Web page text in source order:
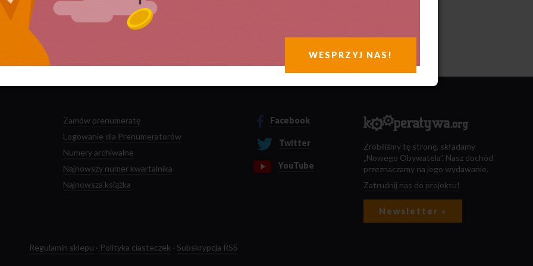
są dane Twoich komentarzy.
Zamów prenumeratę
Logowanie dla Prenumeratorów
Numery archiwalne
Najnowszy numer kwartalnika
Najnowsza książka
Facebook
Twitter
YouTube
Zrobiliśmy tę stronę, składamy
„Nowego Obywatela”. Nasz dochód
przeznaczamy na jego wydawanie.
Zatrudnij nas do projektu!
Newsletter »
Regulamin sklepu · Polityka ciasteczek · Subskrypcja RSS
WESPRZYJ NAS!